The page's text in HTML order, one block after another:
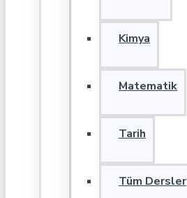
Kimya
Matematik
Tarih
Tüm Dersler